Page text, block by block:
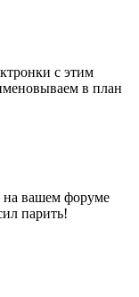
с этим
в план
на вашем форуме
парить!